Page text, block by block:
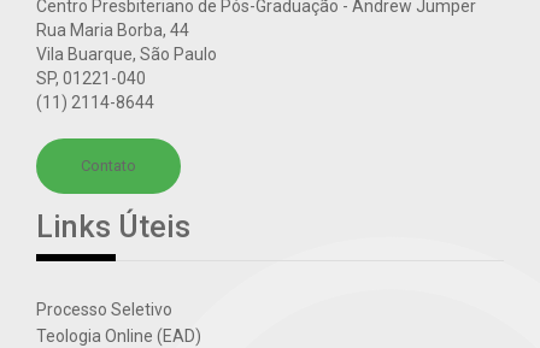
Centro Presbiteriano de Pós-Graduação - Andrew Jumper
Rua Maria Borba, 44
Vila Buarque, São Paulo
SP, 01221-040
(11) 2114-8644
Contato
Links Úteis
Processo Seletivo
Teologia Online (EAD)